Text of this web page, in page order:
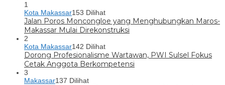
1
Kota Makassar153 Dilihat
Jalan Poros Moncongloe yang Menghubungkan Maros-
Makassar Mulai Direkonstruksi
2
Kota Makassar142 Dilihat
Dorong Profesionalisme Wartawan, PWI Sulsel Fokus
Cetak Anggota Berkompetensi
3
Makassar137 Dilihat